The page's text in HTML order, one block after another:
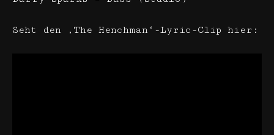
Seht den ‚The Henchman‘-Lyric-Clip hier: